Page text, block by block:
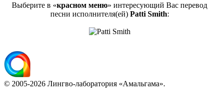
Выберите в «красном меню» интересующий Вас перевод
песни исполнителя(ей) Patti Smith:
© 2005-2026 Лингво-лаборатория «Амальгама».